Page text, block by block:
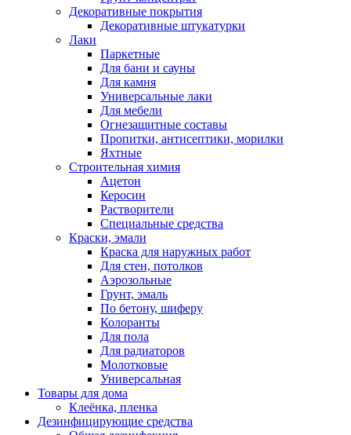
Декоративные покрытия
Декоративные штукатурки
Лаки
Паркетные
Для бани и сауны
Для камня
Универсальные лаки
Для мебели
Огнезащитные составы
Пропитки, антисептики, морилки
Яхтные
Строительная химия
Ацетон
Керосин
Растворители
Специальные средства
Краски, эмали
Краска для наружных работ
Для стен, потолков
Аэрозольные
Грунт, эмаль
По бетону, шиферу
Колоранты
Для пола
Для радиаторов
Молотковые
Универсальная
Товары для дома
Клеёнка, пленка
Дезинфицирующие средства